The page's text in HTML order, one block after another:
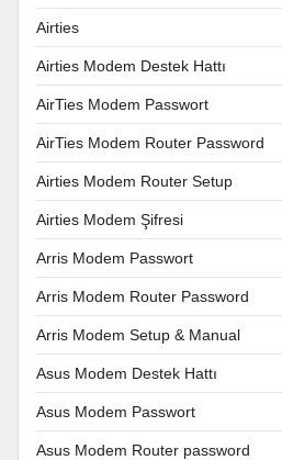
Airties
Airties Modem Destek Hattı
AirTies Modem Passwort
AirTies Modem Router Password
Airties Modem Router Setup
Airties Modem Şifresi
Arris Modem Passwort
Arris Modem Router Password
Arris Modem Setup & Manual
Asus Modem Destek Hattı
Asus Modem Passwort
Asus Modem Router password